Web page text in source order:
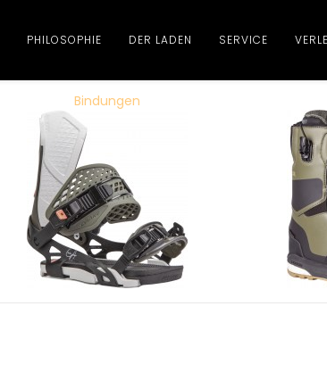
PHILOSOPHIE DER LADEN SERVICE
Bindungen